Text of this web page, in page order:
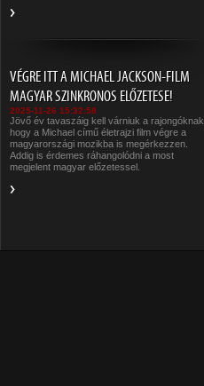
VÉGRE ITT A MICHAEL JACKSON-FILM
MAGYAR SZINKRONOS ELŐZETESE!
2025-11-26 15:32:58
Jövő év tavaszáig kell várniuk a rajongóknak,
hogy a Michael című életrajzi film végre a
magyarországi mozikba is megérkezzen.
Addig is érdemes ráhangolódni a most
megjelent magyar előzetessel.